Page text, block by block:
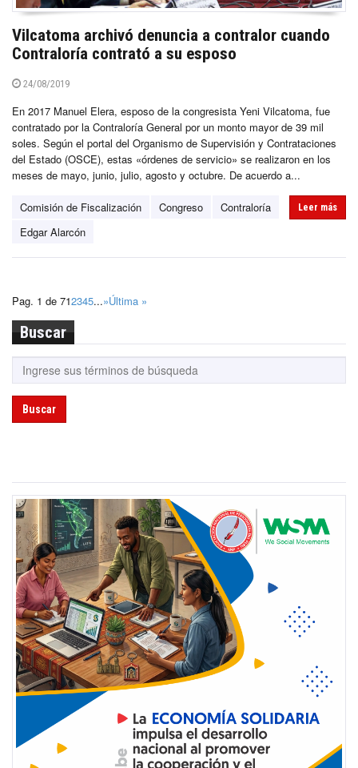
Vilcatoma archivó denuncia a contralor cuando
Contraloría contrató a su esposo
24/08/2019
En 2017 Manuel Elera, esposo de la congresista Yeni Vilcatoma, fue
contratado por la Contraloría General por un monto mayor de 39 mil
soles. Según el portal del Organismo de Supervisión y Contrataciones
del Estado (OSCE), estas «órdenes de servicio» se realizaron en los
meses de mayo, junio, julio, agosto y octubre. De acuerdo a...
Comisión de Fiscalización Congreso
Contraloría
Edgar Alarcón
Leer más
Pag. 1 de 712345...»Última »
Buscar
Buscar